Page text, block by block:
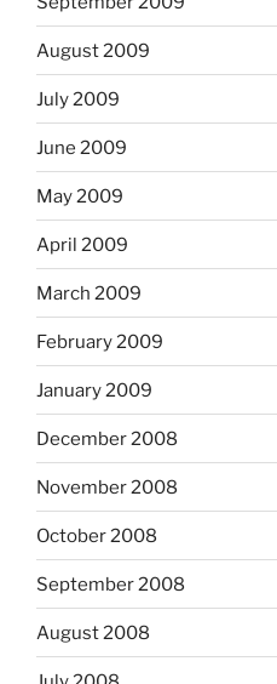
August 2009
July 2009
June 2009
May 2009
April 2009
March 2009
February 2009
January 2009
December 2008
November 2008
October 2008
September 2008
August 2008